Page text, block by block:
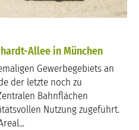
Allee in München
Gewerbegebiets an
der letzte noch zu
Bahnflächen
Nutzung zugeführt.